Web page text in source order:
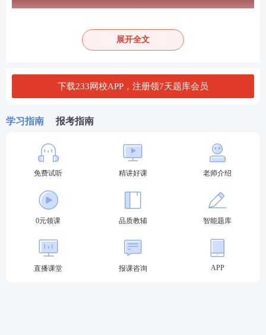
本次北京期货从业资格考试为全国统一考试，报名方
第一种可以由期货公司进行集体报名。报名时间为4月
13日-14日，注意提前跟公司了解，千万不要等到报名
当天才匆匆忙忙了解能不能报名。
第二种可以由考生通过期货业协会官网进行
个人报
报名时间为4月15日-16日
。中国期货业协会官网
早上9点 报名通道， 晚上24点关闭报名入
。点击下方按钮即可进入官网报名，根据官网操
作，完成报名及缴费即可。
展开全文
下载233网校APP，注册领7天题库会员
学习指南 报考指南
免费试听 精讲好课 老师介绍
0元领课 品质教辅 智能题库
直播课堂 报课咨询 APP